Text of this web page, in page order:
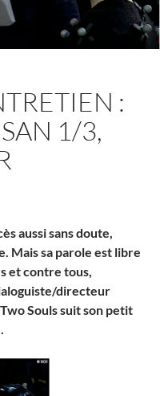
:
1/3,
aussi sans doute,
Mais sa parole est libre
et contre tous,
directeur
Souls suit son petit